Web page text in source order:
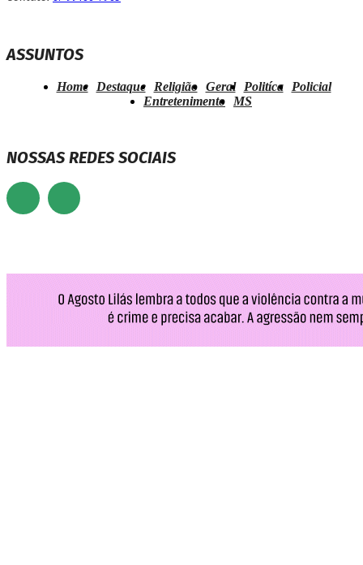
ASSUNTOS
Home Destaque Religião Geral Politíca
Policial
Entretenimento
MS
NOSSAS REDES SOCIAIS